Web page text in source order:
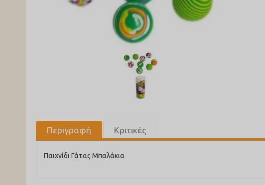
Περιγραφή Κριτικές
Παιχνίδι Γάτας Μπαλάκια